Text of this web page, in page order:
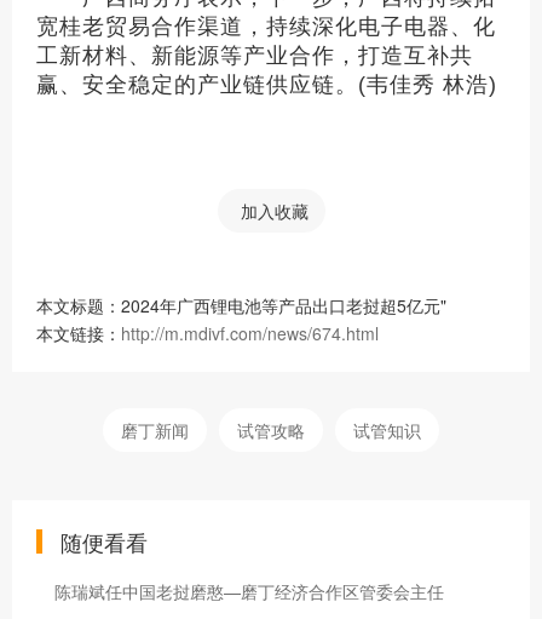
宽桂老贸易合作渠道，持续深化电子电器、化
工新材料、新能源等产业合作，打造互补共
赢、安全稳定的产业链供应链。 (韦佳秀 林浩)
加入收藏
本文标题：2024年广西锂电池等产品出口老挝超5亿元"
本文链接： http://m.mdivf.com/news/674.html
磨丁新闻 试管攻略 试管知识
随便看看
陈瑞斌任中国老挝磨憨—磨丁经济合作区管委会主任